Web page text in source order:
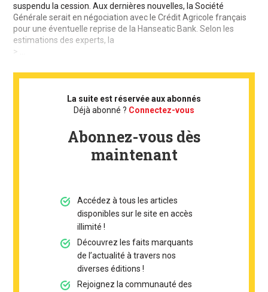
suspendu la cession. Aux dernières nouvelles, la Société
Générale serait en négociation avec le Crédit Agricole français
pour une éventuelle reprise de la Hanseatic Bank. Selon les
estimations des experts, la
> ...
La suite est réservée aux abonnés
Déjà abonné ? Connectez-vous
Abonnez-vous dès
maintenant
Accédez à tous les articles
disponibles sur le site en accès
illimité !
Découvrez les faits marquants
de l’actualité à travers nos
diverses éditions !
Rejoignez la communauté des